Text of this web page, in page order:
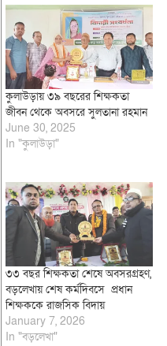
কুলাউড়ায় ৩৯ বছরের শিক্ষকতা
জীবন থেকে অবসরে সুলতানা রহমান
June 30, 2025
In "কুলাউড়া"
৩৩ বছর শিক্ষকতা শেষে অবসরগ্রহণ,
বড়লেখায় শেষ কর্মদিবসে প্রধান
শিক্ষককে রাজসিক বিদায়
January 7, 2026
In "বড়লেখা"